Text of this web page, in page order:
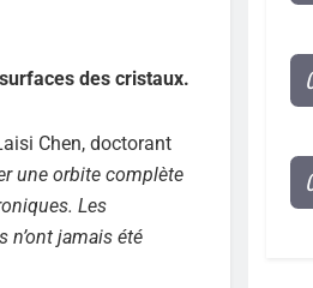
des cristaux.
Chen, doctorant
une orbite complète
Les
jamais été